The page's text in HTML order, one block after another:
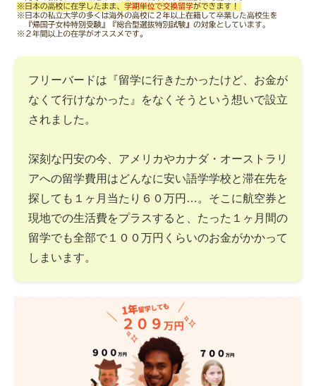
フリーバードは『留学に行きたかったけど、お金が
なくて行けなかった』をなくそうという想いで設立
されました。
深刻な円安の今、アメリカやカナダ・オーストラリ
アへの留学費用はどんなに安い語学学校と滞在先を
探しても１ヶ月当たり６０万円…。そこに航空券と
現地での生活費をプラスすると、たった１ヶ月間の
留学でも全部で１００万円くらいのお金がかかって
しまいます。